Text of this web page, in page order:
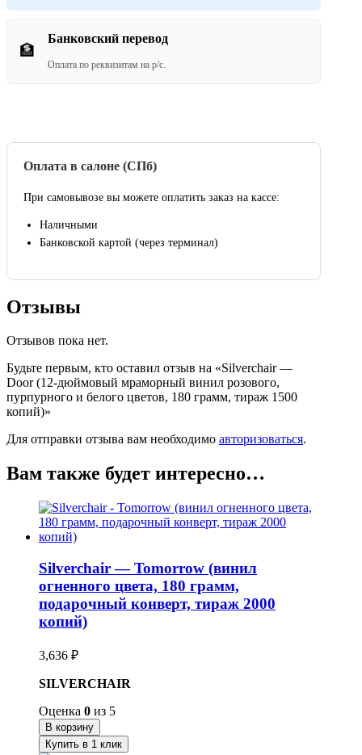
🏦
Банковский перевод
Оплата по реквизитам на р/с.
Оплата в салоне (СПб)
При самовывозе вы можете оплатить заказ на кассе:
Наличными
Банковской картой (через терминал)
Отзывы
Отзывов пока нет.
Будьте первым, кто оставил отзыв на «Silverchair —
Door (12-дюймовый мраморный винил розового,
пурпурного и белого цветов, 180 грамм, тираж 1500
копий)»
Для отправки отзыва вам необходимо авторизоваться.
Вам также будет интересно…
Silverchair — Tomorrow (винил
огненного цвета, 180 грамм,
подарочный конверт, тираж 2000
копий)
3,636 ₽
SILVERCHAIR
Оценка 0 из 5
В корзину
Купить в 1 клик